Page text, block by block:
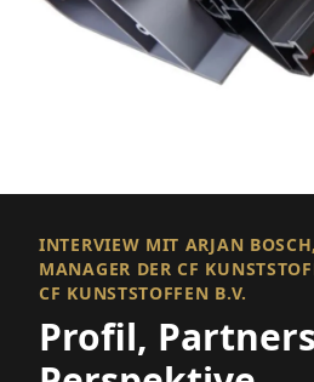
INTERVIEW MIT ARJAN
MANAGER DER CF
CF KUNSTSTOFFEN B.V.
Profil,